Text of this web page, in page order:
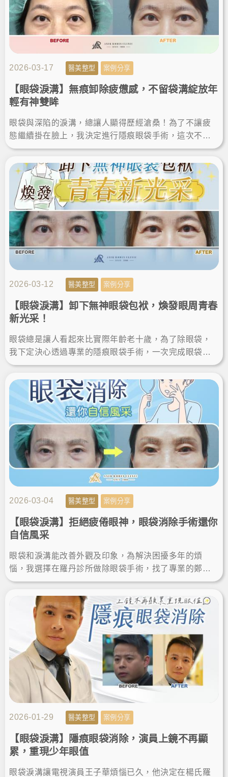
2026-03-17 醫美整型 案例分享
【眼袋淚溝】無痕卸除疲憊感，不留袋溝綻放年
輕有神雙眸
眼袋與深陷的淚溝，總讓人顯得歷經滄桑！為了不讓疲
態繼續掛在臉上，我決定進行隱痕眼袋手術，這次不僅
成功除眼袋淚溝，更圓滿達成眼袋消除的心願，讓雙眼
變得明亮有神。
2026-03-12 醫美整型 案例分享
【眼袋淚溝】卸下無神眼袋包袱，煥發眼周青春
新光采！
眼袋總是讓人看起來比實際年齡老十歲，為了除眼袋，
我下定決心透過專業的隱痕眼袋手術，一次完成眼袋消
除與淚溝填補。術後不僅氣色變好、找回自信，雙眸看
起來更年輕有神。
2026-03-04 醫美整型 案例分享
【眼袋淚溝】拒絕疲倦眼神，眼袋消除手術還你
自信風采
眼袋和淚溝能改善外觀及印象，為解決困擾多年的煩
惱，我選擇在羅丹診所做除眼袋手術，找了專業的鄭源
醫師諮詢和操作，術後眼袋消除效果自然，成功找回明
亮神采，更加年輕。
2026-01-29 醫美整型 案例分享
【眼袋淚溝】隱痕眼袋消除，演員上鏡不再顯
累，重現少年眼值
眼袋淚溝讓電視演員王子華煩惱已久，他決定在楊氏羅